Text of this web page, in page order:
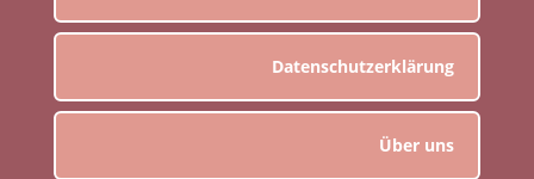
Datenschutzerklärung
Über uns